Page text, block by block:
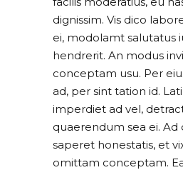
dignissim. Vis dico
ei, modolamt salutatus
hendrerit. An modus
conceptam usu. Per
ad, per sint tation id.
imperdiet ad vel,
quaerendum sea ei.
saperet honestatis, et
omittam conceptam.